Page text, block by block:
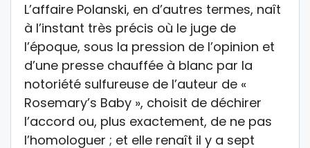
L’affaire Polanski, en d’autres termes, naît
à l’instant très précis où le juge de
l’époque, sous la pression de l’opinion et
d’une presse chauffée à blanc par la
notoriété sulfureuse de l’auteur de «
Rosemary’s Baby », choisit de déchirer
l’accord ou, plus exactement, de ne pas
l’homologuer ; et elle renaît il y a sept